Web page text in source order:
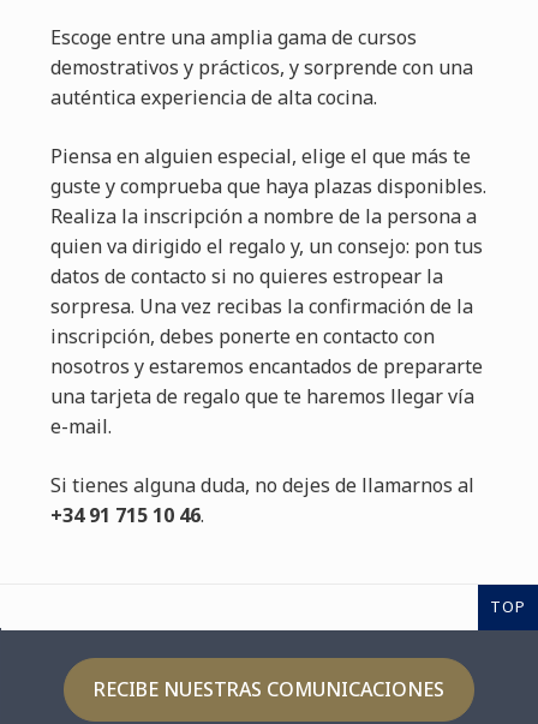
Escoge entre una amplia gama de cursos
demostrativos y prácticos, y sorprende con una
auténtica experiencia de alta cocina.
Piensa en alguien especial, elige el que más te
guste y comprueba que haya plazas disponibles.
Realiza la inscripción a nombre de la persona a
quien va dirigido el regalo y, un consejo: pon tus
datos de contacto si no quieres estropear la
sorpresa. Una vez recibas la confirmación de la
inscripción, debes ponerte en contacto con
nosotros y estaremos encantados de prepararte
una tarjeta de regalo que te haremos llegar vía
e-mail.
Si tienes alguna duda, no dejes de llamarnos al
+34 91 715 10 46.
TOP
RECIBE NUESTRAS COMUNICACIONES